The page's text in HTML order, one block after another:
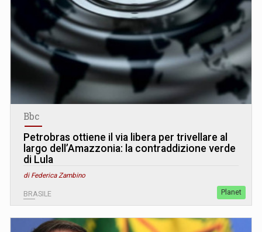
Bbc
Petrobras ottiene il via libera per trivellare al
largo dell’Amazzonia: la contraddizione verde
di Lula
di Federica Zambino
BRASILE Planet